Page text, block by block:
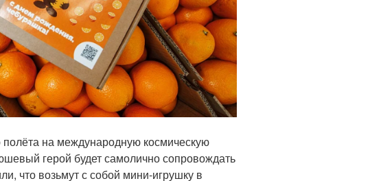
на международную космическую
герой будет самолично сопровождать
что возьмут с собой мини-игрушку в